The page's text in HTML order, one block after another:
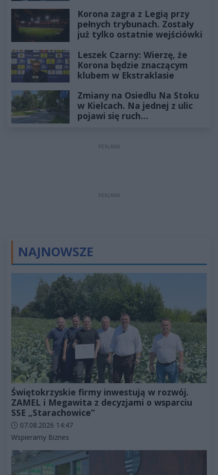
Korona zagra z Legią przy
pełnych trybunach. Zostały
już tylko ostatnie wejściówki
Leszek Czarny: Wierzę, że
Korona będzie znaczącym
klubem w Ekstraklasie
Zmiany na Osiedlu Na Stoku
w Kielcach. Na jednej z ulic
pojawi się ruch
REKLAMA
REKLAMA
NAJNOWSZE
Świętokrzyskie firmy inwestują w rozwój.
ZAMEL i Megawita z decyzjami o wsparciu
SSE „Starachowice”
Data dodania artykułu:
07.08.2026 14:47
Kategorie artykułu:
Wspieramy Biznes